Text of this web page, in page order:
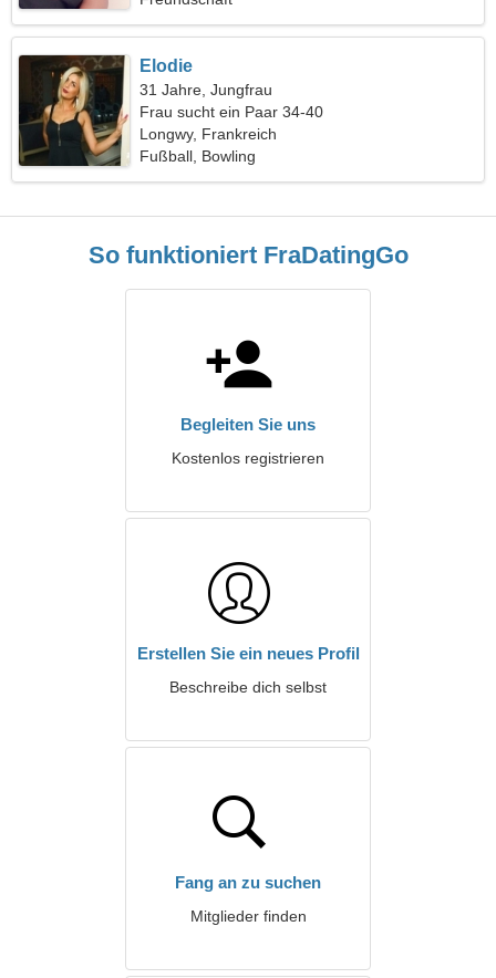
Elodie
31 Jahre, Jungfrau
Frau sucht ein Paar 34-40
Longwy, Frankreich
Fußball, Bowling
So funktioniert FraDatingGo
Begleiten Sie uns
Kostenlos registrieren
Erstellen Sie ein neues Profil
Beschreibe dich selbst
Fang an zu suchen
Mitglieder finden